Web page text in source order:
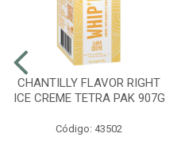
CHANTILLY FLAVOR RIGHT
ICE CREME TETRA PAK 907G
Código: 43502